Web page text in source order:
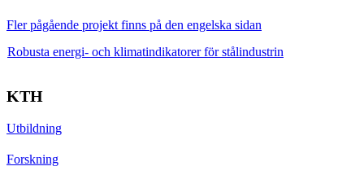
Fler pågående projekt finns på den engelska sidan
Robusta energi- och klimatindikatorer för stålindustrin
KTH
Utbildning
Forskning